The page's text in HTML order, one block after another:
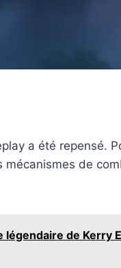
a été repensé.
de
de Kerry